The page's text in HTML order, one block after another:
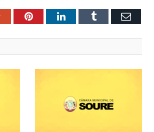
Google+PinterestLinkedInTumblr Email